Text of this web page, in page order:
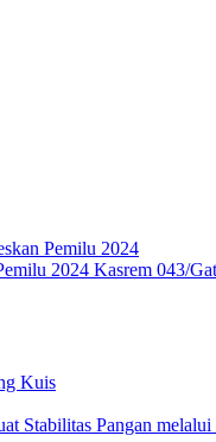
Pemilu 2024
2024 Kasrem 043/
Kuis
Stabilitas Pangan